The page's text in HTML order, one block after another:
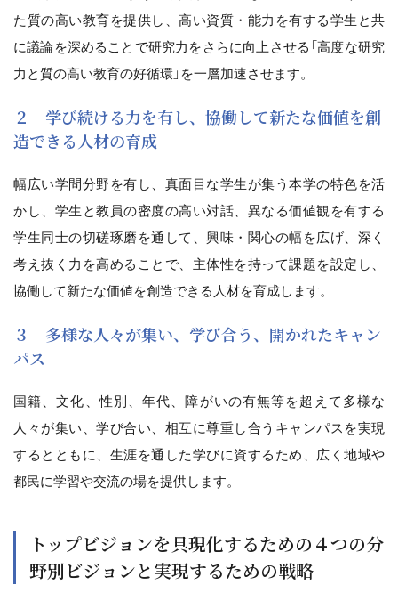
た質の高い教育を提供し、高い資質・能力を有する学生と共
に議論を深めることで研究力をさらに向上させる「高度な研究
力と質の高い教育の好循環」を一層加速させます。
２ 学び続ける力を有し、協働して新たな価値を創
造できる人材の育成
幅広い学問分野を有し、真面目な学生が集う本学の特色を活
かし、学生と教員の密度の高い対話、異なる価値観を有する
学生同士の切磋琢磨を通して、興味・関心の幅を広げ、深く
考え抜く力を高めることで、主体性を持って課題を設定し、
協働して新たな価値を創造できる人材を育成します。
３ 多様な人々が集い、学び合う、開かれたキャン
パス
国籍、文化、性別、年代、障がいの有無等を超えて多様な
人々が集い、学び合い、相互に尊重し合うキャンパスを実現
するとともに、生涯を通した学びに資するため、広く地域や
都民に学習や交流の場を提供します。
トップビジョンを具現化するための４つの分
野別ビジョンと実現するための戦略